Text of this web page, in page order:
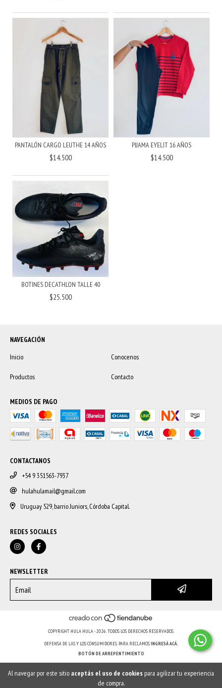
Al navegar por este sitio aceptás el uso de cookies para agilizar tu experiencia
de compra.
PANTALÓN CARGO LEUTHE 14 AÑOS
$14.500
PIJAMA EYELIT 16 AÑOS
$14.500
BOTINES DECATHLON TALLE 40
$25.500
NAVEGACIÓN
Inicio
Conocenos
Productos Contacto
MEDIOS DE PAGO
CONTACTANOS
+54 9 351563-7937
hulahulamail@gmail.com
Uruguay 529, barrio Juniors, Córdoba Capital.
REDES SOCIALES
NEWSLETTER
COPYRIGHT HULA HULA - 2026. TODOS LOS DERECHOS RESERVADOS.
DEFENSA DE LAS Y LOS CONSUMIDORES. PARA RECLAMOSINGRESÁ ACÁ.
BOTÓN DE ARREPENTIMIENTO